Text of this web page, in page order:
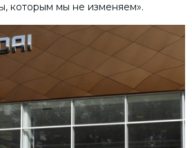
которым мы не изменяем».